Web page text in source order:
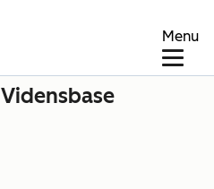
Menu
Vidensbase